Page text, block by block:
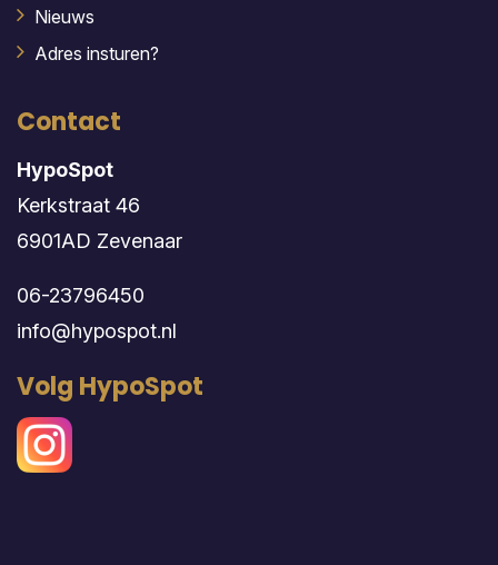
Nieuws
Adres insturen?
Contact
HypoSpot
Kerkstraat 46
6901AD Zevenaar
06-23796450
info@hypospot.nl
Volg HypoSpot